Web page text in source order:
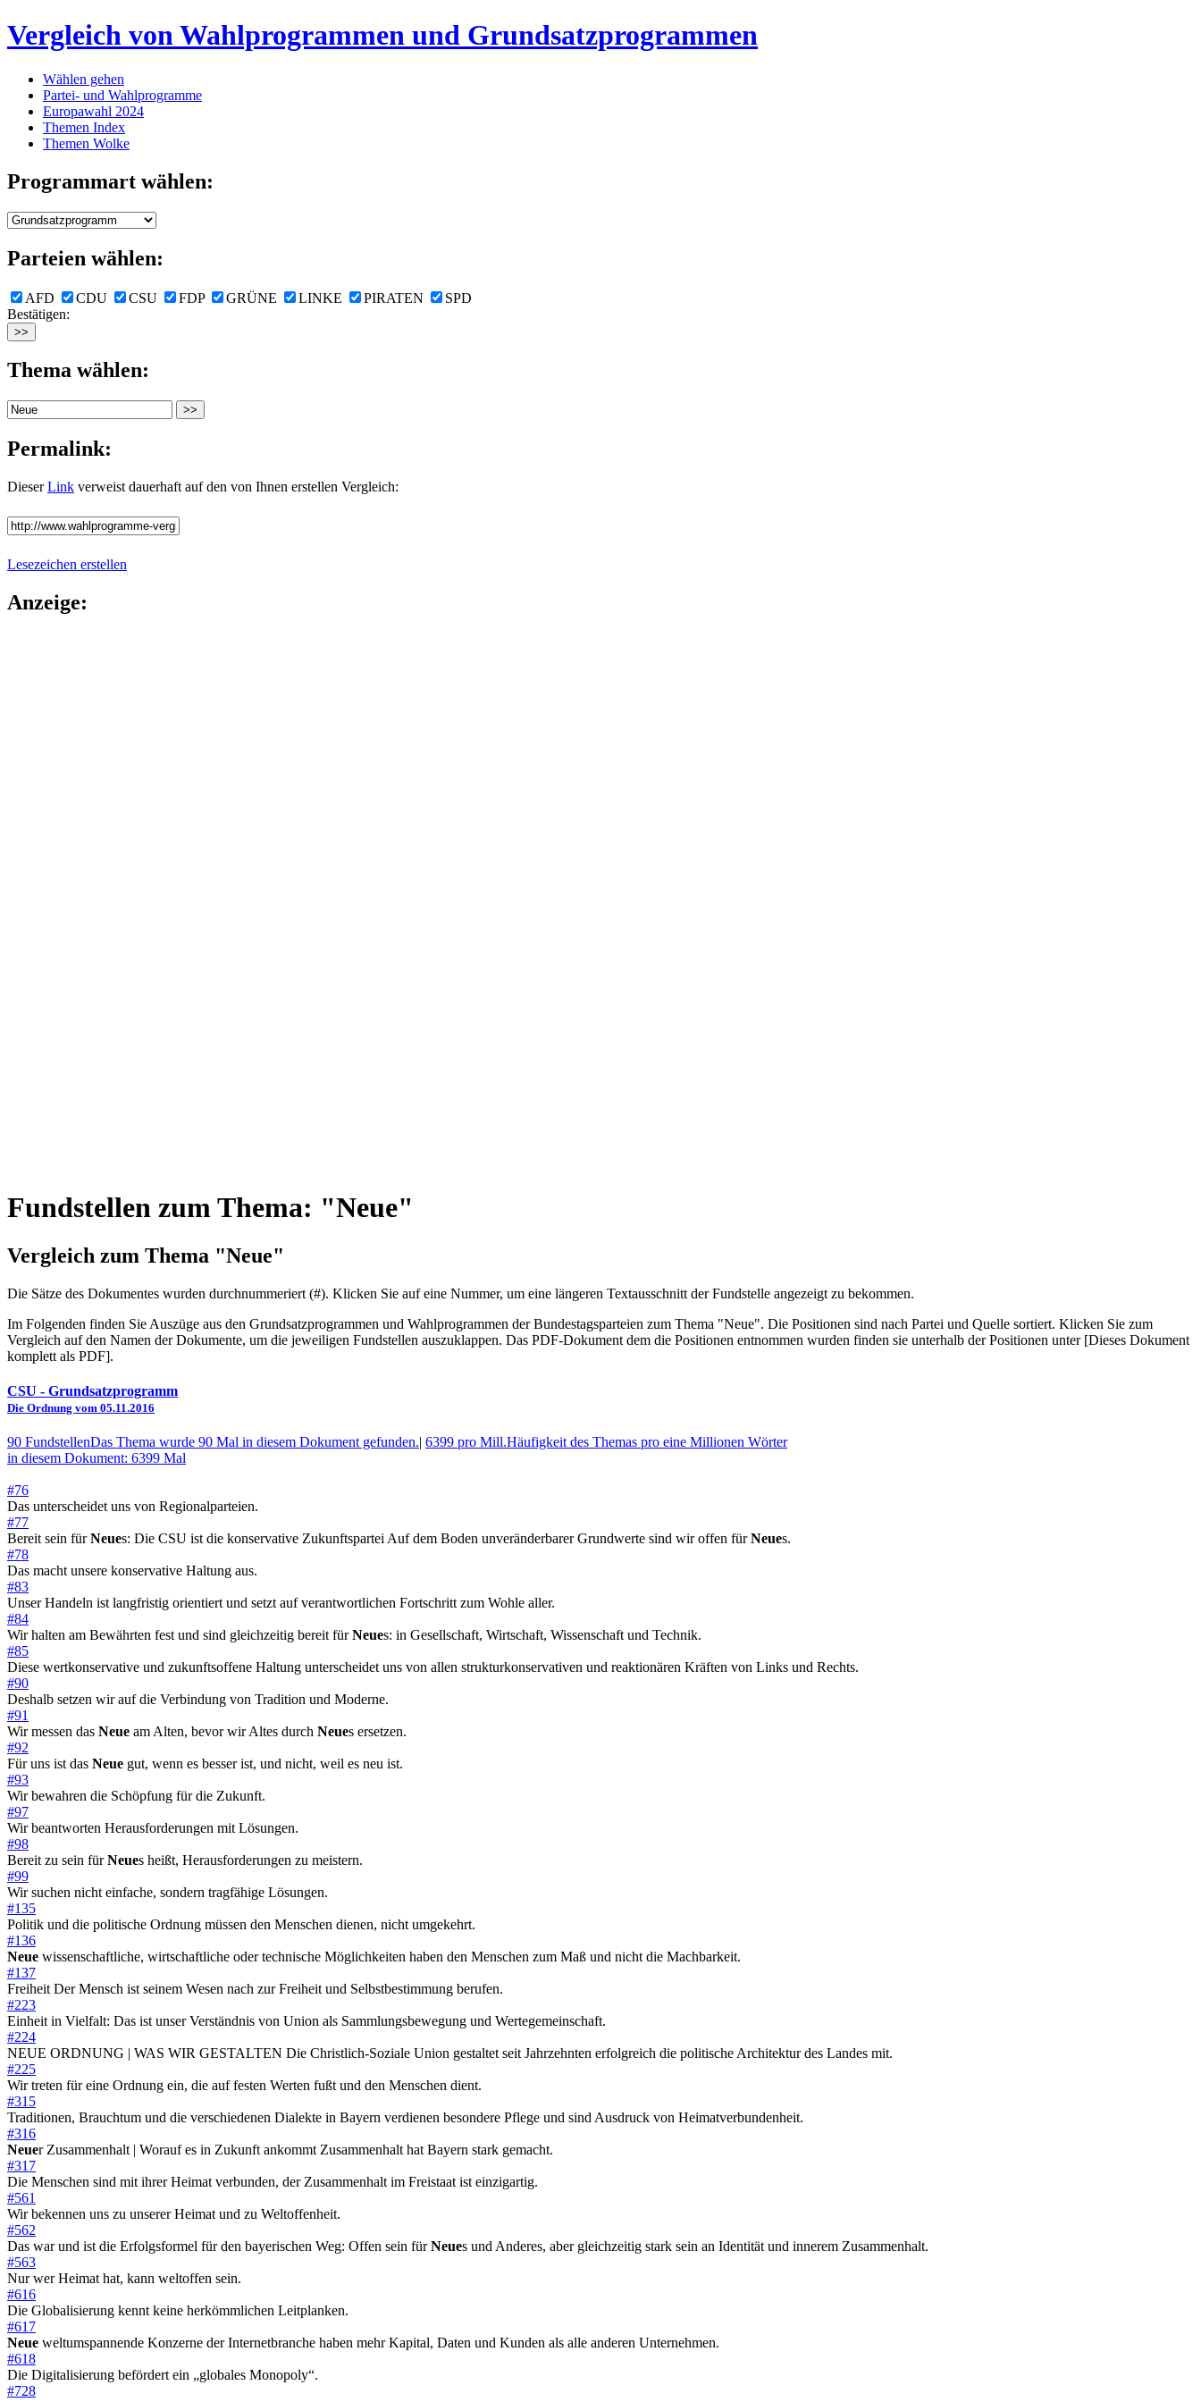
Vergleich von Wahlprogrammen und Grundsatzprogrammen
Wählen gehen
Partei- und Wahlprogramme
Europawahl 2024
Themen Index
Themen Wolke
Programmart wählen:
Parteien wählen:
AFD CDU CSU FDP GRÜNE LINKE PIRATEN
SPD
Bestätigen:
Thema wählen:
Permalink:
DieserLink verweist dauerhaft auf den von Ihnen erstellen Vergleich:
Lesezeichen erstellen
Anzeige:
Fundstellen zum Thema: "Neue"
Vergleich zum Thema "Neue"
Die Sätze des Dokum­entes wurden durch­nummeriert (#). Klicken Sie auf eine Nummer, um eine längeren Textausschnitt der Fundstelle angezeigt zu bekommen.
Im Folgenden finden Sie Auszüge aus den Grundsatz­program­men und Wahl­program­men der Bundes­tags­parteien zum Thema "Neue". Die Posi­tionen sind nach Partei und Quelle sortiert. Klicken Sie zum
Vergleich auf den Namen der Dokumente, um die jeweiligen Fundstellen aus­zu­klappen. Das PDF-Dokument dem die Posi­tionen entnommen wurden finden sie unterhalb der Positionen unter [Dieses Dokument
komplett als PDF].
CSU - Grundsatzprogramm
Die Ordnung vom 05.11.2016
90 FundstellenDas Thema wurde 90 Mal in diesem Dokument gefunden.| 6399 pro Mill.Häufigkeit des Themas pro eine Millionen Wörter
in diesem Dokument: 6399 Mal
#76
Das unterscheidet uns von Regionalparteien.
#77
Bereit sein fürNeues: Die CSU ist die konservative Zukunftspartei Auf dem Boden unveränderbarer Grundwerte sind wir offen fürNeues.
#78
Das macht unsere konservative Haltung aus.
#83
Unser Handeln ist langfristig orientiert und setzt auf verantwortlichen Fortschritt zum Wohle aller.
#84
Wir halten am Bewährten fest und sind gleichzeitig bereit fürNeues: in Gesellschaft, Wirtschaft, Wissenschaft und Technik.
#85
Diese wertkonservative und zukunftsoffene Haltung unterscheidet uns von allen strukturkonservativen und reaktionären Kräften von Links und Rechts.
#90
Deshalb setzen wir auf die Verbindung von Tradition und Moderne.
#91
Wir messen das Neue am Alten, bevor wir Altes durch Neues ersetzen.
#92
Für uns ist das Neue gut, wenn es besser ist, und nicht, weil es neu ist.
#93
Wir bewahren die Schöpfung für die Zukunft.
#97
Wir beantworten Herausforderungen mit Lösungen.
#98
Bereit zu sein fürNeues heißt, Herausforderungen zu meistern.
#99
Wir suchen nicht einfache, sondern tragfähige Lösungen.
#135
Politik und die politische Ordnung müssen den Menschen dienen, nicht umgekehrt.
#136
Neue wissenschaftliche, wirtschaftliche oder technische Möglichkeiten haben den Menschen zum Maß und nicht die Machbarkeit.
#137
Freiheit Der Mensch ist seinem Wesen nach zur Freiheit und Selbstbestimmung berufen.
#223
Einheit in Vielfalt: Das ist unser Verständnis von Union als Sammlungsbewegung und Wertegemeinschaft.
#224
NEUE ORDNUNG | WAS WIR GESTALTEN Die Christlich-Soziale Union gestaltet seit Jahrzehnten erfolgreich die politische Architektur des Landes mit.
#225
Wir treten für eine Ordnung ein, die auf festen Werten fußt und den Menschen dient.
#315
Traditionen, Brauchtum und die verschiedenen Dialekte in Bayern verdienen besondere Pflege und sind Ausdruck von Heimatverbundenheit.
#316
Neuer Zusammenhalt | Worauf es in Zukunft ankommt Zusammenhalt hat Bayern stark gemacht.
#317
Die Menschen sind mit ihrer Heimat verbunden, der Zusammenhalt im Freistaat ist einzigartig.
#561
Wir bekennen uns zu unserer Heimat und zu Weltoffenheit.
#562
Das war und ist die Erfolgsformel für den bayerischen Weg: Offen sein fürNeues und Anderes, aber gleichzeitig stark sein an Identität und innerem Zusammenhalt.
#563
Nur wer Heimat hat, kann weltoffen sein.
#616
Die Globalisierung kennt keine herkömmlichen Leitplanken.
#617
Neue weltumspannende Konzerne der Internetbranche haben mehr Kapital, Daten und Kunden als alle anderen Unternehmen.
#618
Die Digitalisierung befördert ein „globales Monopoly“.
#728